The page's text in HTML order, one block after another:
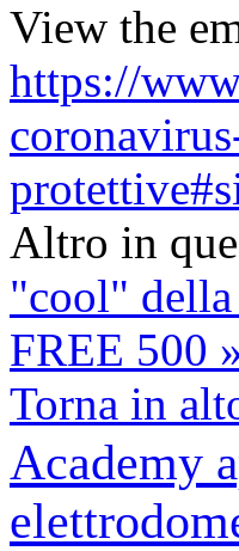
View the
https://
Altro in
"cool" della
FREE 500
Torna in
Academy